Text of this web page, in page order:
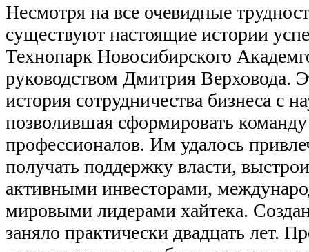
Несмотря на все очевидные
существуют настоящие истории
Технопарк Новосибирского
руководством Дмитрия Верховода.
история сотрудничества бизнеса с
позволившая сформировать
профессионалов. Им удалось
получать поддержку власти,
активными инвесторами,
мировыми лидерами хайтека.
заняло практически двадцать лет.